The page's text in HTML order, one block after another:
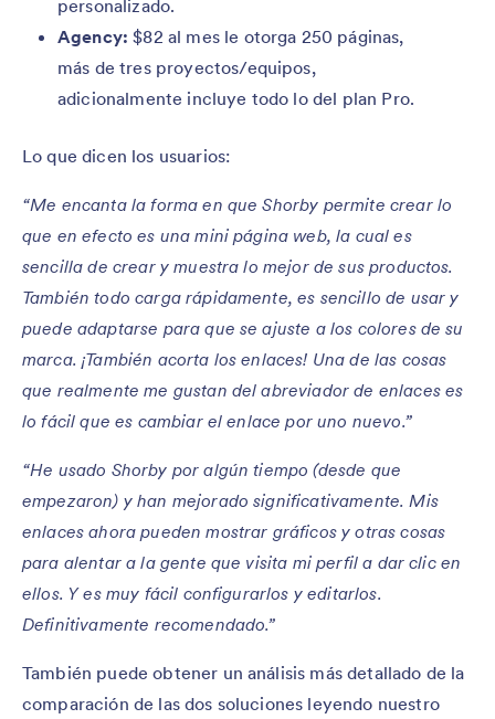
personalizado.
Agency: $82 al mes le otorga 250 páginas,
más de tres proyectos/equipos,
adicionalmente incluye todo lo del plan Pro.
Lo que dicen los usuarios:
“Me encanta la forma en que Shorby permite crear lo
que en efecto es una mini página web, la cual es
sencilla de crear y muestra lo mejor de sus productos.
También todo carga rápidamente, es sencillo de usar y
puede adaptarse para que se ajuste a los colores de su
marca. ¡También acorta los enlaces! Una de las cosas
que realmente me gustan del abreviador de enlaces es
lo fácil que es cambiar el enlace por uno nuevo.”
“He usado Shorby por algún tiempo (desde que
empezaron) y han mejorado significativamente. Mis
enlaces ahora pueden mostrar gráficos y otras cosas
para alentar a la gente que visita mi perfil a dar clic en
ellos. Y es muy fácil configurarlos y editarlos.
Definitivamente recomendado.”
También puede obtener un análisis más detallado de la
comparación de las dos soluciones leyendo nuestro